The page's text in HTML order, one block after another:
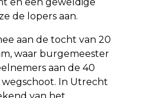
en een geweldige
de lopers aan.
aan de tocht van 20
waar burgemeester
aan de 40
In Utrecht